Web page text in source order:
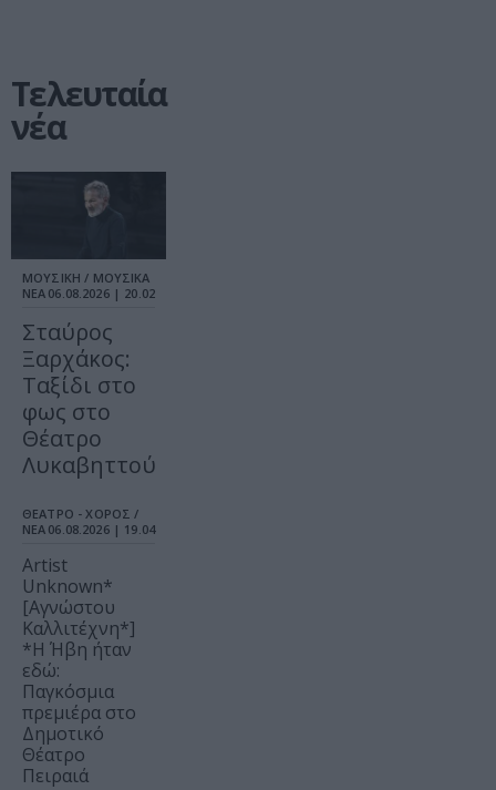
Τελευταία
νέα
ΜΟΥΣΙΚΗ / ΜΟΥΣΙΚΑ
ΝΕΑ 06.08.2026 | 20.02
Σταύρος
Ξαρχάκος:
Ταξίδι στο
φως στο
Θέατρο
Λυκαβηττού
ΘΕΑΤΡΟ - ΧΟΡΟΣ /
ΝΕΑ 06.08.2026 | 19.04
Artist
Unknown*
[Αγνώστου
Καλλιτέχνη*]
*Η Ήβη ήταν
εδώ:
Παγκόσμια
πρεμιέρα στο
Δημοτικό
Θέατρο
Πειραιά